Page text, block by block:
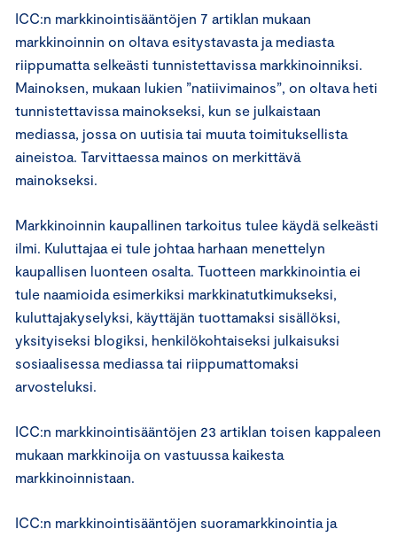
ICC:n markkinointisääntöjen 7 artiklan mukaan
markkinoinnin on oltava esitystavasta ja mediasta
riippumatta selkeästi tunnistettavissa markkinoinniksi.
Mainoksen, mukaan lukien ”natiivimainos”, on oltava heti
tunnistettavissa mainokseksi, kun se julkaistaan
mediassa, jossa on uutisia tai muuta toimituksellista
aineistoa. Tarvittaessa mainos on merkittävä
mainokseksi.
Markkinoinnin kaupallinen tarkoitus tulee käydä selkeästi
ilmi. Kuluttajaa ei tule johtaa harhaan menettelyn
kaupallisen luonteen osalta. Tuotteen markkinointia ei
tule naamioida esimerkiksi markkinatutkimukseksi,
kuluttajakyselyksi, käyttäjän tuottamaksi sisällöksi,
yksityiseksi blogiksi, henkilökohtaiseksi julkaisuksi
sosiaalisessa mediassa tai riippumattomaksi
arvosteluksi.
ICC:n markkinointisääntöjen 23 artiklan toisen kappaleen
mukaan markkinoija on vastuussa kaikesta
markkinoinnistaan.
ICC:n markkinointisääntöjen suoramarkkinointia ja